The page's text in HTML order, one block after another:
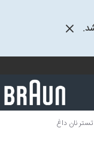
تستر نان داغ